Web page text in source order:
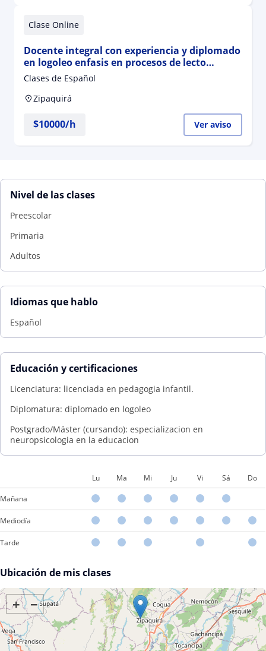
Clase Online
Docente integral con experiencia y diplomado
en logoleo enfasis en procesos de lecto
escrfitura en español
Clases de Español
Zipaquirá
$10000/h Ver aviso
Nivel de las clases
Preescolar
Primaria
Adultos
Idiomas que hablo
Español
Educación y certificaciones
Licenciatura: licenciada en pedagogia infantil.
Diplomatura: diplomado en logoleo
Postgrado/Máster (cursando): especializacion en
neuropsicologia en la educacion
Lu Ma Mi Ju Vi Sá Do
Mañana
Mediodía
Tarde
Ubicación de mis clases
+ −